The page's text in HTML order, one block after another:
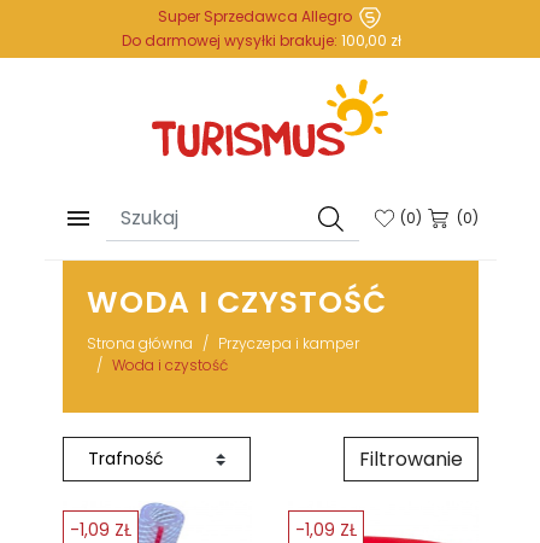
Do darmowej wysyłki brakuje: 100,00 zł
Super Sprzedawca Allegro
 (0) (0)
WODA I CZYSTOŚĆ
Strona główna
Przyczepa i kamper
Woda i czystość
Filtrowanie
-1,09 ZŁ -1,09 ZŁ